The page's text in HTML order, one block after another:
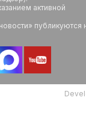
активной
публикуются